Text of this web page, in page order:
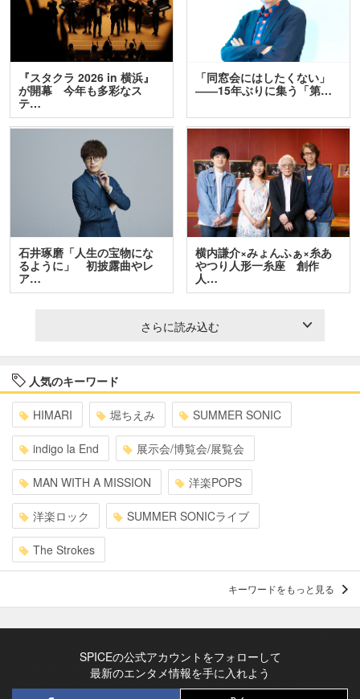
『スタクラ 2026 in 横浜』
が開幕 今年も多彩なス
テ…
「同窓会にはしたくない」
――15年ぶりに集う「第…
石井琢磨「人生の宝物にな
るように」 初披露曲やレ
ア…
横内謙介×みょんふぁ×糸あ
やつり人形一糸座 創作
人…
さらに読み込む
人気のキーワード
HIMARI 堀ちえみ SUMMER SONIC
indigo la End 展示会/博覧会/展覧会
MAN WITH A MISSION 洋楽POPS
洋楽ロック SUMMER SONICライブ
The Strokes
キーワードをもっと見る
SPICEの公式アカウントをフォローして
最新のエンタメ情報を手に入れよう